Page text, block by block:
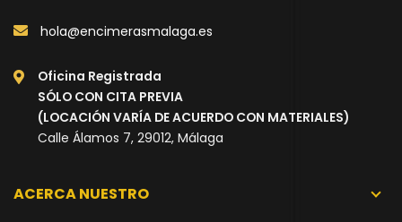
hola@encimerasmalaga.es
Oficina Registrada
SÓLO CON CITA PREVIA
(LOCACIÓN VARÍA DE ACUERDO CON MATERIALES)
Calle Álamos 7, 29012, Málaga
ACERCA NUESTRO